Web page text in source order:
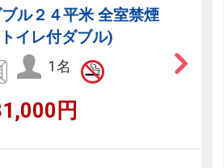
ル２４平米 全室禁煙
イレ付ダブル)
1名
円